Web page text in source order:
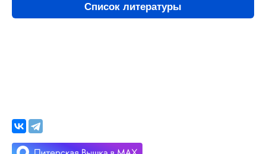
Список литературы